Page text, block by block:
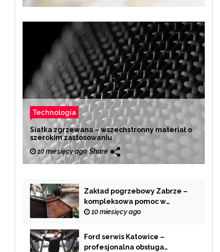
Technologia
Siatka zgrzewana – wszechstronny materiał o
szerokim zastosowaniu
10 miesięcy ago Share
Zakład pogrzebowy Zabrze –
kompleksowa pomoc w
trudnych chwilach
10 miesięcy ago
Ford serwis Katowice –
profesjonalna obsługa